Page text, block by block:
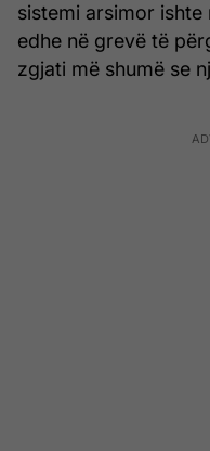
sistemi arsimor ishte
edhe në grevë të
zgjati më shumë se